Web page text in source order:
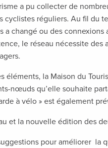
a pu collecter de
cyclistes réguliers. Au fil du
changé ou des
le réseau nécessite
éléments, la Maison du
nœuds qu’elle souhaite
à vélo » est également
et la nouvelle édition des
pour améliorer la